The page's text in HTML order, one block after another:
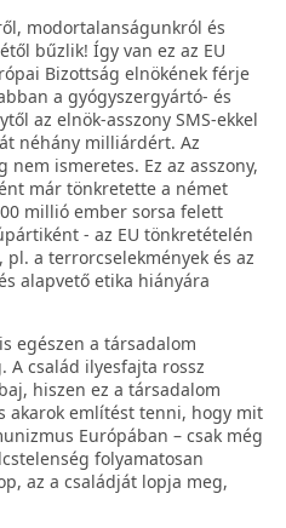
modortalanságunkról és
bűzlik! Így van ez az EU
Bizottság elnökének férje
a gyógyszergyártó- és
az elnök-asszony SMS-ekkel
néhány milliárdért. Az
ismeretes. Ez az asszony,
már tönkretette a német
millió ember sorsa felett
- az EU tönkretételén
a terrorcselekmények és az
alapvető etika hiányára
egészen a társadalom
A család ilyesfajta rossz
hiszen ez a társadalom
akarok említést tenni, hogy mit
Európában – csak még
folyamatosan
az a családját lopja meg,